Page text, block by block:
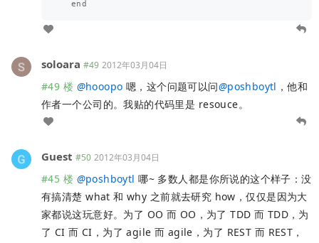
soloara #49 2012年03月04日
#49 楼 @hooopo 嗯，这个问题可以问@poshboytl ，他和
作者一个公司的。我贴的代码里是 resouce。
Guest #50 2012年03月04日
#45 楼 @poshboytl 哪~ 多数人都是你所说的这个样子：没
有搞清楚 what 和 why 之前就去研究 how，仅仅是因为大
家都说这玩意好。为了 OO 而 OO，为了 TDD 而 TDD，为
了 CI 而 CI，为了 agile 而 agile，为了 REST 而 REST，